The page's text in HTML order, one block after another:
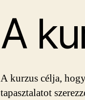
A
A kurzus célja,
tapasztalatot